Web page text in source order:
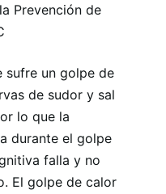
Prevención de
sufre un golpe de
de sudor y sal
lo que la
durante el golpe
falla y no
El golpe de calor